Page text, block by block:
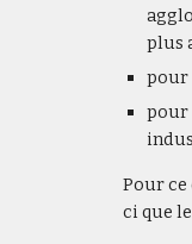
plus
pour
pour
Pour ce
ci que